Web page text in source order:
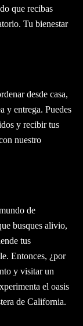
que recibas
Tu bienestar
desde casa,
y entrega. Puedes
y recibir tus
nuestro
de
busques alivio,
tus
Entonces, ¿por
y visitar un
el oasis
de California.